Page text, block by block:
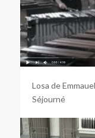
Losa de
Séjourné